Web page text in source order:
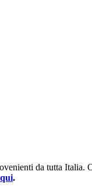
da tutta
.